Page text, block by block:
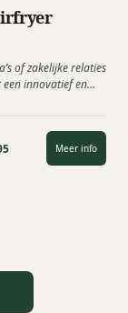
of zakelijke relaties
een innovatief en
Meer info